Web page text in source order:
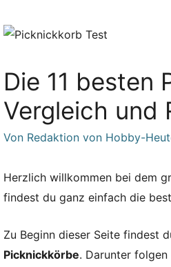
Die 11 besten
Vergleich und
Von Redaktion von Hobby-
Herzlich willkommen bei dem
findest du ganz einfach die
Zu Beginn dieser Seite findest
Picknickkörbe. Darunter